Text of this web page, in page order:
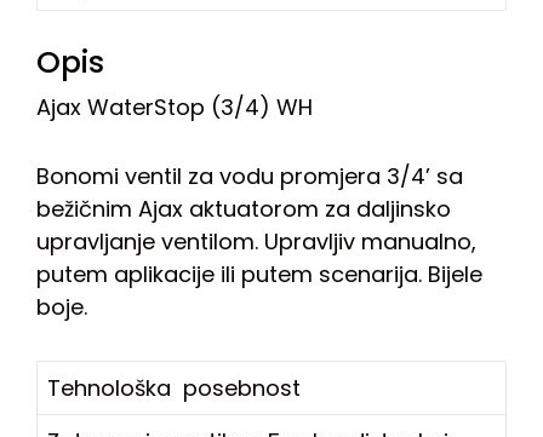
Opis
Ajax WaterStop (3/4) WH
Bonomi ventil za vodu promjera 3/4’ sa
bežičnim Ajax aktuatorom za daljinsko
upravljanje ventilom. Upravljiv manualno,
putem aplikacije ili putem scenarija. Bijele
boje.
Tehnološka posebnost